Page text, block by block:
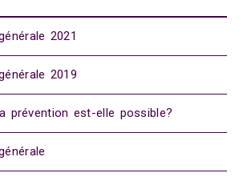
2021
2019
prévention est-elle possible?